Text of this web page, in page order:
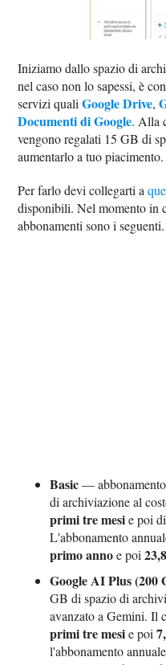
Iniziamo dallo spazio di
nel caso non lo sapessi, è
servizi qualiGoogle Drive,
Documenti di Google. Alla
vengono regalati 15 GB di
aumentarlo a tuo piacimento.
Per farlo devi collegarti a
disponibili. Nel momento in
abbonamenti sono i seguenti.
Basic—
di archiviazione al
primi tre mesie poi
L'abbonamento
primo annoe poi
Google AI Plus (200
GB di spazio di
avanzato a Gemini. Il
primi tre mesie poi
l'abbonamento